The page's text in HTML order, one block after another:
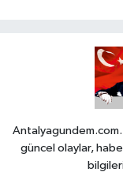
güncel olaylar,